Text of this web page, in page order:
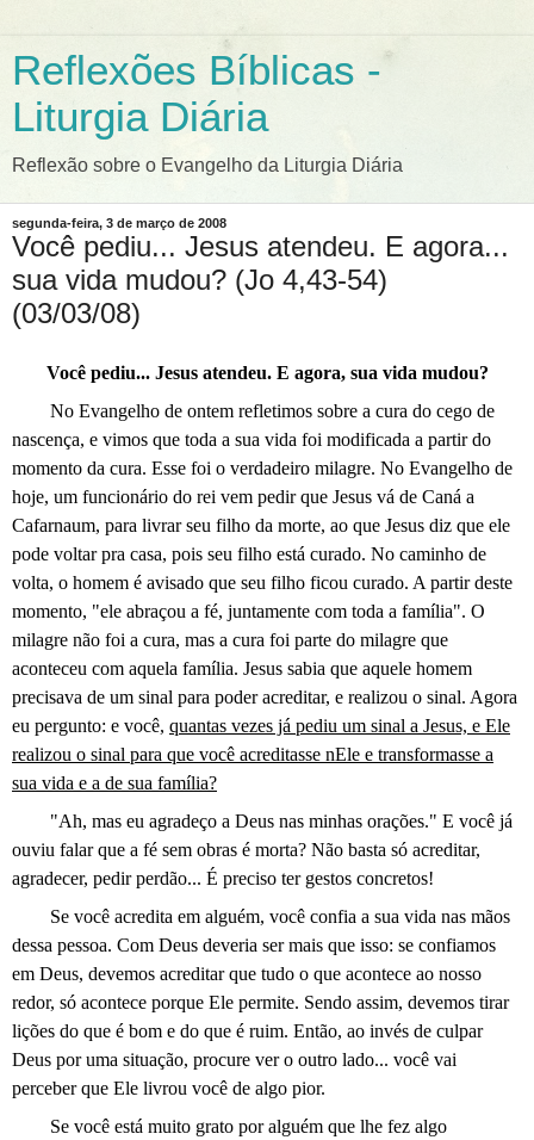
Reflexões Bíblicas -
Liturgia Diária
Reflexão sobre o Evangelho da Liturgia Diária
segunda-feira, 3 de março de 2008
Você pediu... Jesus atendeu. E agora...
sua vida mudou? (Jo 4,43-54)
(03/03/08)
Você pediu... Jesus atendeu. E agora, sua vida mudou?
No Evangelho de ontem refletimos sobre a cura do cego de
nascença, e vimos que toda a sua vida foi modificada a partir do
momento da cura. Esse foi o verdadeiro milagre. No Evangelho de
hoje, um funcionário do rei vem pedir que Jesus vá de Caná a
Cafarnaum, para livrar seu filho da morte, ao que Jesus diz que ele
pode voltar pra casa, pois seu filho está curado. No caminho de
volta, o homem é avisado que seu filho ficou curado. A partir deste
momento, "ele abraçou a fé, juntamente com toda a família". O
milagre não foi a cura, mas a cura foi parte do milagre que
aconteceu com aquela família. Jesus sabia que aquele homem
precisava de um sinal para poder acreditar, e realizou o sinal. Agora
eu pergunto: e você, quantas vezes já pediu um sinal a Jesus, e Ele
realizou o sinal para que você acreditasse nEle e transformasse a
sua vida e a de sua família?
"Ah, mas eu agradeço a Deus nas minhas orações." E você já
ouviu falar que a fé sem obras é morta? Não basta só acreditar,
agradecer, pedir perdão... É preciso ter gestos concretos!
Se você acredita em alguém, você confia a sua vida nas mãos
dessa pessoa. Com Deus deveria ser mais que isso: se confiamos
em Deus, devemos acreditar que tudo o que acontece ao nosso
redor, só acontece porque Ele permite. Sendo assim, devemos tirar
lições do que é bom e do que é ruim. Então, ao invés de culpar
Deus por uma situação, procure ver o outro lado... você vai
perceber que Ele livrou você de algo pior.
Se você está muito grato por alguém que lhe fez algo